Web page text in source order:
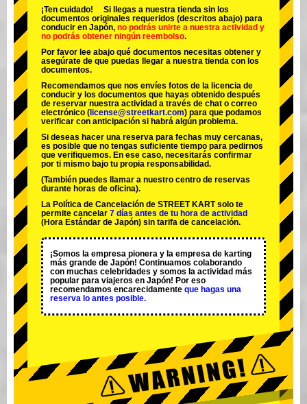
Okinawa
¡Ten cuidado! Si llegas a nuestra tienda sin los
documentos originales requeridos (descritos abajo) para
conducir en Japón, no podrás unirte a nuestra actividad y
no podrás obtener ningún reembolso.
Por favor lee abajo qué documentos necesitas obtener y
asegúrate de que puedas llegar a nuestra tienda con los
documentos.
Recomendamos que nos envíes fotos de la licencia de
conducir y los documentos que hayas obtenido después
de reservar nuestra actividad a través de chat o correo
electrónico ( license@streetkart.com) para que podamos
verificar con anticipación si habrá algún problema.
Si deseas hacer una reserva para fechas muy cercanas,
es posible que no tengas suficiente tiempo para pedirnos
que verifiquemos. En ese caso, necesitarás confirmar
por ti mismo bajo tu propia responsabilidad.
(También puedes llamar a nuestro centro de reservas
durante horas de oficina).
La Política de Cancelación de STREET KART solo te
permite cancelar 7 días antes de tu hora de actividad
(Hora Estándar de Japón) sin tarifa de cancelación.
¡Somos la empresa pionera y la empresa de karting
más grande de Japón! Continuamos colaborando
con muchas celebridades y somos la actividad más
popular para viajeros en Japón! Por eso
recomendamos encarecidamente que hagas una
reserva lo antes posible.